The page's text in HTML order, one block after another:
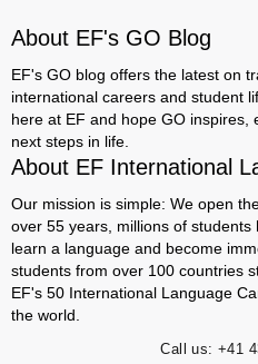
About EF's GO Blog
EF's GO blog offers the latest on
international careers and student
here at EF and hope GO inspires,
next steps in life.
About EF International
Our mission is simple: We open
over 55 years, millions of
learn a language and become
students from over 100 countries
EF's 50 International Language
the world.
Call us: +41